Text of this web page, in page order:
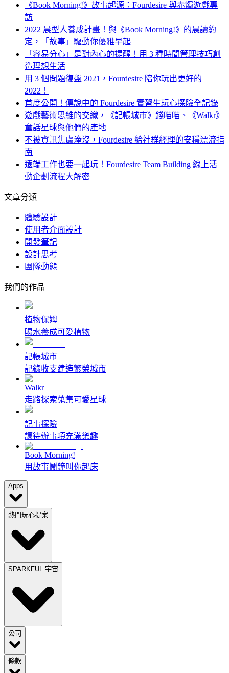
《Book Morning!》故事起源：Fourdesire 與赤燭遊戲專
訪
2022 晨型人養成計畫！與《Book Morning!》的晨讀約
定，「故事」驅動你優雅早起
「容易分心」是對內心的提醒！用 3 種時間管理技巧創
造理想生活
用 3 個問題復盤 2021，Fourdesire 陪你玩出更好的
2022！
首度公開！傳說中的 Fourdesire 實習生玩心探險全記錄
遊戲藝術思維的交織，《記帳城市》錢喵喵、《Walkr》
童話星球與他們的產地
不被資訊焦慮淹沒，Fourdesire 給社群經理的安穩漂流指
南
遠端工作也要一起玩！Fourdesire Team Building 線上活
動企劃流程大解密
文章分類
體驗設計
使用者介面設計
開發筆記
設計思考
團隊動態
我們的作品
植物保姆
喝水養成可愛植物
記帳城市
記錄收支建造繁榮城市
Walkr
走路探索蒐集可愛星球
記事探險
讓待辦事項充滿樂趣
Book Morning!
用故事鬧鐘叫你起床
Apps
熱門玩心提案
SPARKFUL 宇宙
公司
條款